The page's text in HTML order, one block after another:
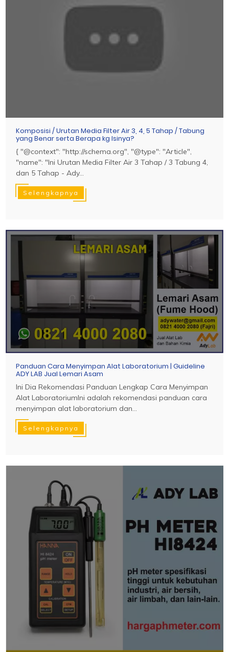
Komposisi / Urutan Media Filter Air 3, 4, 5 Tahap / Tabung
yang Benar serta Berapa kg Isinya?
{ "@context": "http://schema.org", "@type": "Article",
"name": "Ini Urutan Media Filter Air 3 Tahap / 3 Tabung 4,
dan 5 Tahap - Ady...
Selengkapnya
Panduan Cara Menyimpan Alat Laboratorium | Guideline
ADY LAB Jual Lemari Asam
Ini Dia Rekomendasi Panduan Lengkap Cara Menyimpan
Alat LaboratoriumIni adalah rekomendasi panduan cara
menyimpan alat laboratorium dan...
Selengkapnya